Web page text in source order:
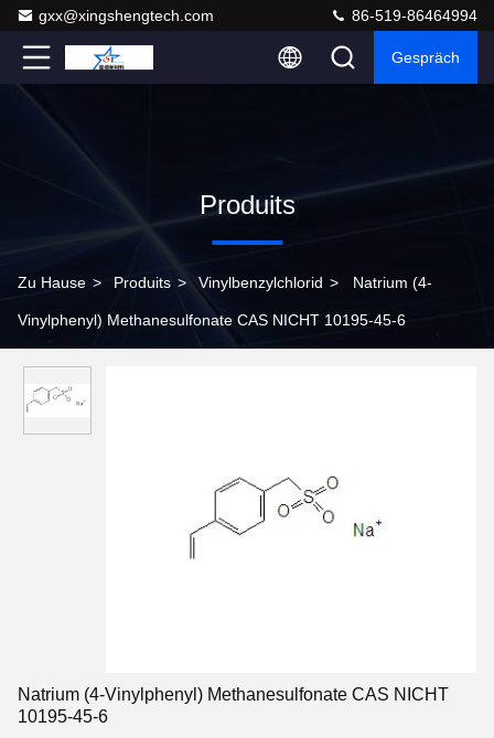
gxx@xingshengtech.com 86-519-86464994
Gespräch
Produits
Zu Hause > Produits > Vinylbenzylchlorid > Natrium (4-
Vinylphenyl) Methanesulfonate CAS NICHT 10195-45-6
Natrium (4-Vinylphenyl) Methanesulfonate CAS NICHT
10195-45-6